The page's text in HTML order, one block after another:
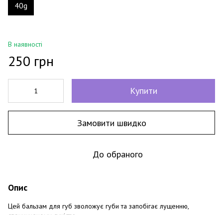
40g
В наявності
250 грн
Купити
Замовити швидко
До обраного
Опис
Цей бальзам для губ зволожує губи та запобігає лущенню,